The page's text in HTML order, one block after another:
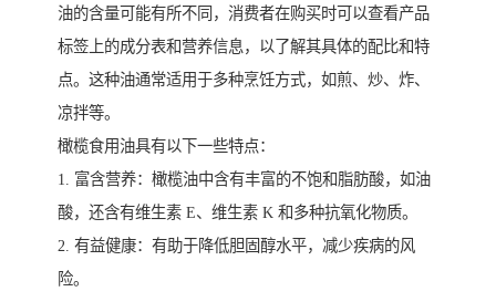
油的含量可能有所不同，消费者在购买时可以查看产品
标签上的成分表和营养信息，以了解其具体的配比和特
点。这种油通常适用于多种烹饪方式，如煎、炒、炸、
凉拌等。
橄榄食用油具有以下一些特点：
1. 富含营养：橄榄油中含有丰富的不饱和脂肪酸，如油
酸，还含有维生素 E、维生素 K 和多种抗氧化物质。
2. 有益健康：有助于降低胆固醇水平，减少疾病的风
险。